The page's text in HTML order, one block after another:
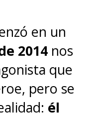
en un
2014 nos
que
pero se
él